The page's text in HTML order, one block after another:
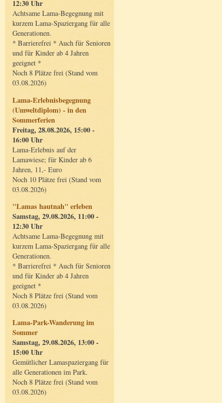
12:30 Uhr
Achtsame Lama-Begegnung mit
kurzem Lama-Spaziergang für alle
Generationen.
* Barrierefrei * Auch für Senioren
und für Kinder ab 4 Jahren
geeignet *
Noch 8 Plätze frei (Stand vom
03.08.2026)
Lama-Erlebnisbegegnung
(Umweltdiplom) - in den
Sommerferien
Freitag, 28.08.2026, 15:00 -
16:00 Uhr
Lama-Erlebnis auf der
Lamawiese; für Kinder ab 6
Jahren, 11,- Euro
Noch 10 Plätze frei (Stand vom
03.08.2026)
"Lamas hautnah" erleben
Samstag, 29.08.2026, 11:00 -
12:30 Uhr
Achtsame Lama-Begegnung mit
kurzem Lama-Spaziergang für alle
Generationen.
* Barrierefrei * Auch für Senioren
und für Kinder ab 4 Jahren
geeignet *
Noch 8 Plätze frei (Stand vom
03.08.2026)
Lama-Park-Wanderung im
Sommer
Samstag, 29.08.2026, 13:00 -
15:00 Uhr
Gemütlicher Lamaspaziergang für
alle Generationen im Park.
Noch 8 Plätze frei (Stand vom
03.08.2026)